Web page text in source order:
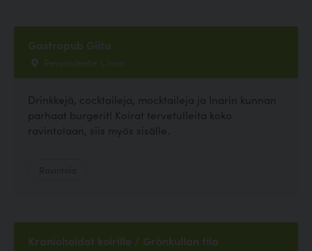
Gastropub Giitu
Revontulentie 1, Inari
Drinkkejä, cocktaileja, mocktaileja ja Inarin kunnan
parhaat burgerit! Koirat tervetulleita koko
ravintolaan, siis myös sisälle.
Kraniohoidot koirille / Grönkullan tila